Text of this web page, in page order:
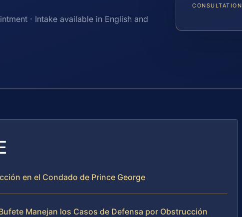
· Intake available in English and
CONSULTATION
en el Condado de Prince George
Manejan los Casos de Defensa por Obstrucción